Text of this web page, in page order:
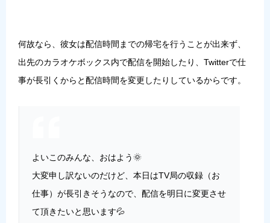
何故なら、彼女は配信時間までの帰宅を行うことが出来ず、
出先のカラオケボックス内で配信を開始したり、Twitterで仕
事が長引くからと配信時間を変更したりしているからです。
よいこのみんな、おはよう🌞
大変申し訳ないのだけど、本日はTV局の収録（お
仕事）が長引きそうなので、配信を明日に変更させ
て頂きたいと思います💦